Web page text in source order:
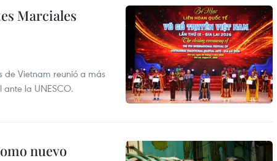
Marciales
de Vietnam reunió a más
la UNESCO.
nuevo